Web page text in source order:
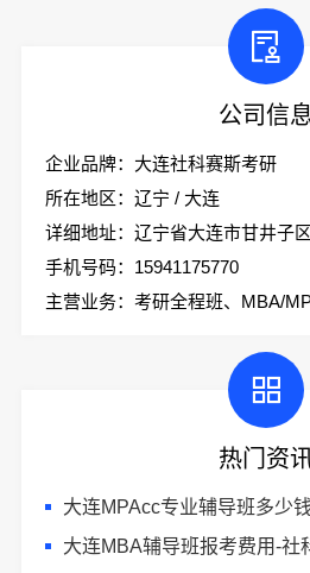
公司信
企业品牌：大连社科赛斯考研
所在地区：辽宁 / 大连
手机号码：15941175770
热门资
大连MPAcc专业辅导班多少钱 社科
大连MBA辅导班报考费用-社